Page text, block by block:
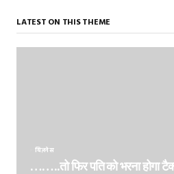
LATEST ON THIS THEME
बिज़नेस
……..तो फिर पति को भरना होगा